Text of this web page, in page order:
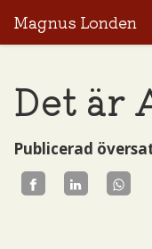
Magnus Londen
Det är
Publicerad